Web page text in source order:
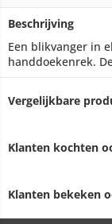
Beschrijving
Een blikvanger in
handdoekenrek.
Vergelijkbare
Klanten kochten
Klanten bekeken